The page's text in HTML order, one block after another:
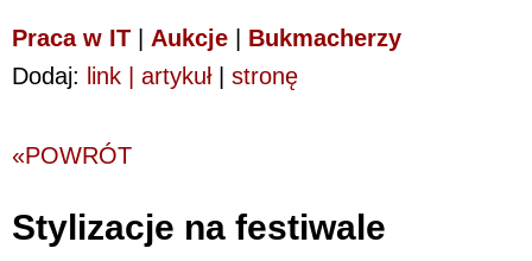
Praca w IT Aukcje
Bukmacherzy
Dodaj: link | artykuł| stronę
«POWRÓT
Stylizacje na festiwale